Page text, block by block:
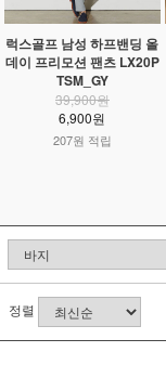
럭스골프 남성 하프밴딩 올
데이 프리모션 팬츠 LX20P
TSM_GY
39,900원
6,900원
207원 적립
정렬